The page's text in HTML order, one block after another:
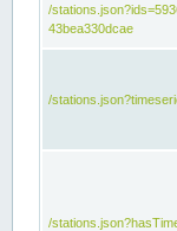
/
43bea330dcae
/
/